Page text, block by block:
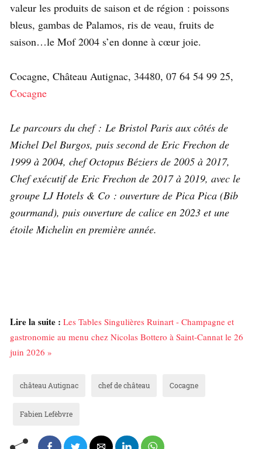
valeur les produits de saison et de région : poissons
bleus, gambas de Palamos, ris de veau, fruits de
saison…le Mof 2004 s’en donne à cœur joie.
Cocagne, Château Autignac, 34480, 07 64 54 99 25,
Cocagne
Le parcours du chef : Le Bristol Paris aux côtés de
Michel Del Burgos, puis second de Eric Frechon de
1999 à 2004, chef Octopus Béziers de 2005 à 2017,
Chef exécutif de Eric Frechon de 2017 à 2019, avec le
groupe LJ Hotels & Co : ouverture de Pica Pica (Bib
gourmand), puis ouverture de calice en 2023 et une
étoile Michelin en première année.
Lire la suite : Les Tables Singulières Ruinart - Champagne et
gastronomie au menu chez Nicolas Bottero à Saint-Cannat le 26
juin 2026 »
château Autignac chef de château Cocagne
Fabien Lefèbvre